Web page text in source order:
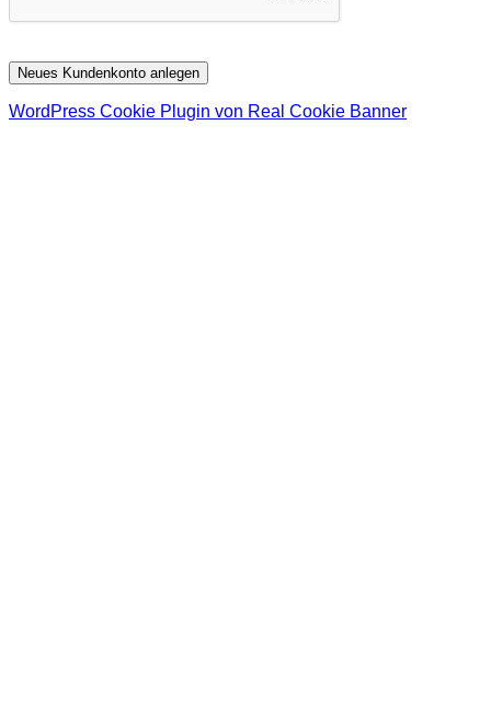
Neues Kundenkonto anlegen
WordPress Cookie Plugin von Real Cookie Banner